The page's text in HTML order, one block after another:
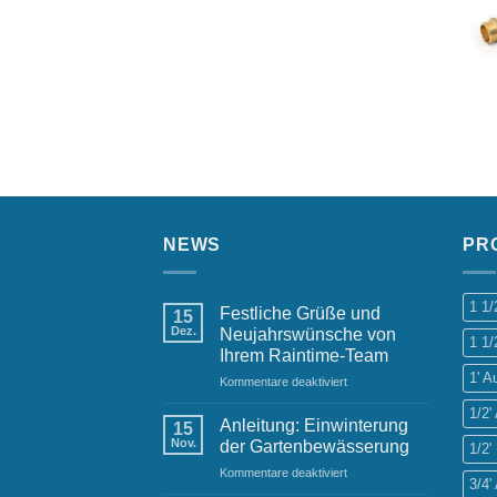
NEWS
15
Dez.
Festliche Grüße und
Neujahrswünsche von
Ihrem Raintime-Team
Kommentare deaktiviertfür
Grüße
Neujahrswünsche
von
15
Nov.
Anleitung: Einwinterung
der Gartenbewässerung
Kommentare deaktiviertfür
1 1/
1 1/
1'
1/2'
1/2'
3/4'